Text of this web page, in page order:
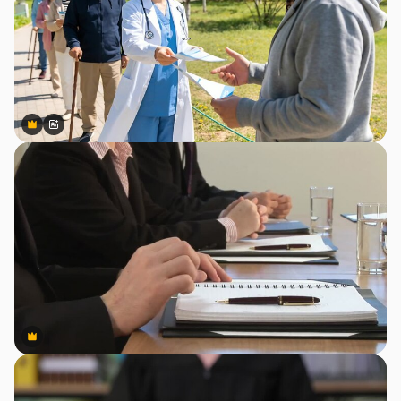
Premium
Premium
สร้างขึ้นโดย AI
Premium
Premium